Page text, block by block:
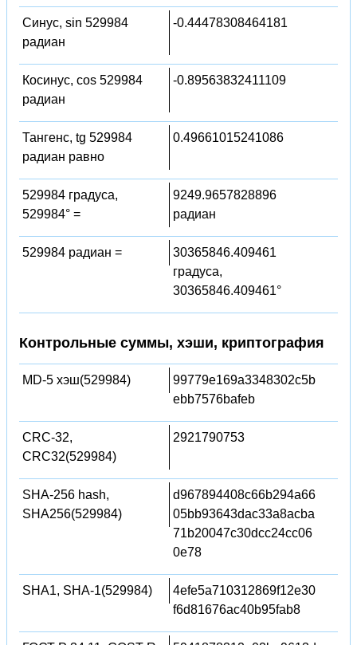
Синус, sin 529984
радиан
-0.44478308464181
Косинус, cos 529984
радиан
-0.89563832411109
Тангенс, tg 529984
радиан равно
0.49661015241086
529984 градуса,
529984° =
9249.9657828896
радиан
529984 радиан =
30365846.409461
градуса,
30365846.409461°
Контрольные суммы, хэши, криптография
MD-5 хэш(529984)
99779e169a3348302c5b
ebb7576bafeb
CRC-32,
CRC32(529984)
2921790753
SHA-256 hash,
SHA256(529984)
d967894408c66b294a66
05bb93643dac33a8acba
71b20047c30dcc24cc06
0e78
SHA1, SHA-1(529984)
4efe5a710312869f12e30
f6d81676ac40b95fab8